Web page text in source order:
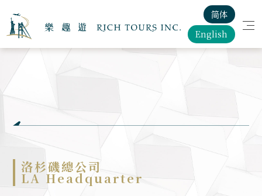
聯絡我們
首頁
樂趣遊美·加
简体
English
洛杉磯總公司
LA Headquarter